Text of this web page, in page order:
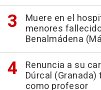
Muere en el
menores
Benalmádena
Renuncia a su
Dúrcal
como profesor